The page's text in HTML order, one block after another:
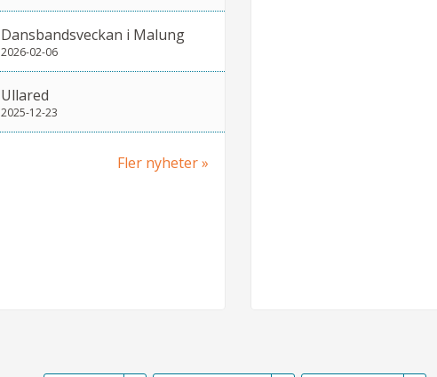
Dansbandsveckan i Malung
2026-02-06
Ullared
2025-12-23
Fler nyheter